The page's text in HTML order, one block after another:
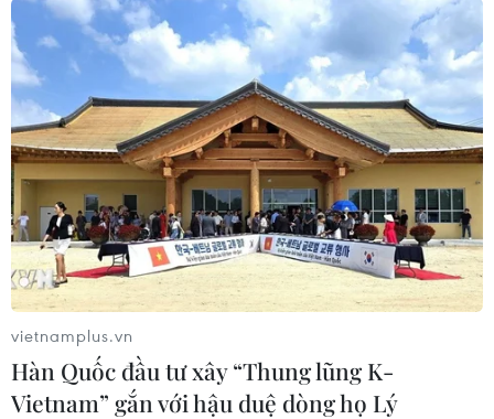
Triển lãm mở cửa, phục vụ nhân dân huyện
Thoại Sơn tham quan, tìm hiểu đến hết ngày
25/5 tới.
Sau đó, triển lãm sẽ tiếp tục được tổ chức tại các
đơn vị, địa phương khác trong tỉnh An Giang./.
(TTXVN/Vietnam+)
vietnamplus.vn
Hàn Quốc đầu tư xây “Thung lũng K-
Vietnam” gắn với hậu duệ dòng họ Lý